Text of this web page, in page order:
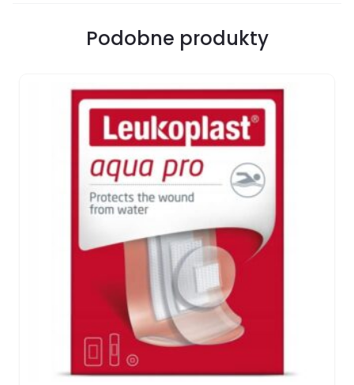
Podobne produkty